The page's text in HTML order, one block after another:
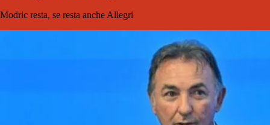
Modric resta, se resta anche Allegri